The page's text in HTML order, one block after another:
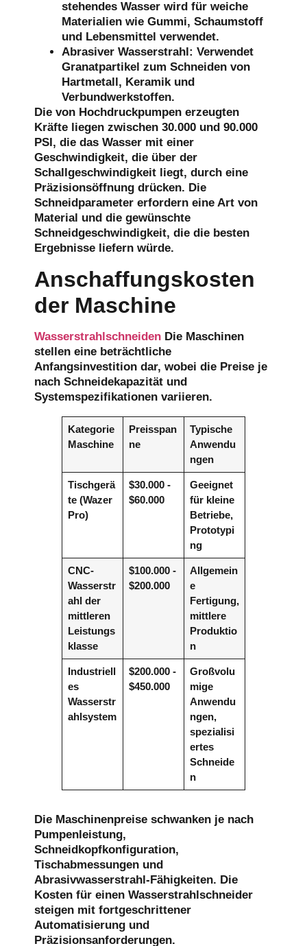
stehendes Wasser wird für weiche
Materialien wie Gummi, Schaumstoff
und Lebensmittel verwendet.
Abrasiver Wasserstrahl: Verwendet
Granatpartikel zum Schneiden von
Hartmetall, Keramik und
Verbundwerkstoffen.
Die von Hochdruckpumpen erzeugten
Kräfte liegen zwischen 30.000 und 90.000
PSI, die das Wasser mit einer
Geschwindigkeit, die über der
Schallgeschwindigkeit liegt, durch eine
Präzisionsöffnung drücken. Die
Schneidparameter erfordern eine Art von
Material und die gewünschte
Schneidgeschwindigkeit, die die besten
Ergebnisse liefern würde.
Anschaffungskosten
der Maschine
Wasserstrahlschneiden Die Maschinen
stellen eine beträchtliche
Anfangsinvestition dar, wobei die Preise je
nach Schneidekapazität und
Systemspezifikationen variieren.
Kategorie
Maschine
Preisspan
ne
Typische
Anwendu
ngen
Tischgerä
te (Wazer
Pro)
$30.000 -
$60.000
Geeignet
für kleine
Betriebe,
Prototypi
ng
CNC-
Wasserstr
ahl der
mittleren
Leistungs
klasse
$100.000 -
$200.000
Allgemein
e
Fertigung,
mittlere
Produktio
n
Industriell
es
Wasserstr
ahlsystem
$200.000 -
$450.000
Großvolu
mige
Anwendu
ngen,
spezialisi
ertes
Schneide
n
Die Maschinenpreise schwanken je nach
Pumpenleistung,
Schneidkopfkonfiguration,
Tischabmessungen und
Abrasivwasserstrahl-Fähigkeiten. Die
Kosten für einen Wasserstrahlschneider
steigen mit fortgeschrittener
Automatisierung und
Präzisionsanforderungen.